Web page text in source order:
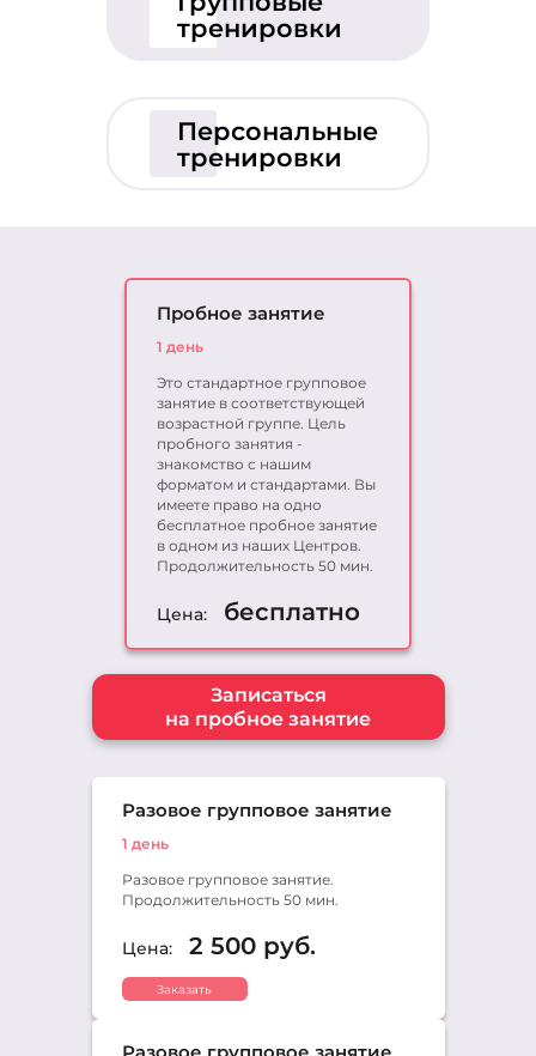
+7 (495) 648-60-08
Написать в ВКонтакте
Московский
+7 (495) 648-60-08
Мытищи
+7 (495) 648-60-08
Написать в ВКонтакте
Орехово
+7 (495) 648-60-08
Написать в ВКонтакте
Подольск
Написать в ВКонтакте
Северный
+7 (495) 648-60-08
Написать в ВКонтакте
Написать в ВКонтакте
Сосенское
+7 (495) 648-60-08
Написать в ВКонтакте
Троицк
+7 (495) 648-60-08
Написать в ВКонтакте
Тропарево
тренировки
Персональные
тренировки
Пробное занятие
1 день
Это стандартное групповое
занятие в соответствующей
возрастной группе. Цель
пробного занятия -
знакомство с нашим
форматом и стандартами. Вы
имеете право на одно
бесплатное пробное занятие
в одном из наших Центров.
Продолжительность 50 мин.
Цена: бесплатно
Записаться
на пробное занятие
Разовое групповое занятие
1 день
Разовое групповое занятие.
Продолжительность 50 мин.
Цена: 2 500 руб.
Заказать